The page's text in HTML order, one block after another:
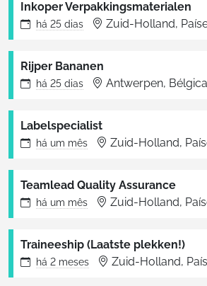
Inkoper Verpakkingsmaterialen
há 25 dias Zuid-Holland,
Rijper Bananen
há 25 dias Antwerpen, Bélgica
Labelspecialist
há um mês Zuid-Holland,
Teamlead Quality Assurance
há um mês Zuid-Holland,
Traineeship (Laatste plekken!)
há 2 meses Zuid-Holland,